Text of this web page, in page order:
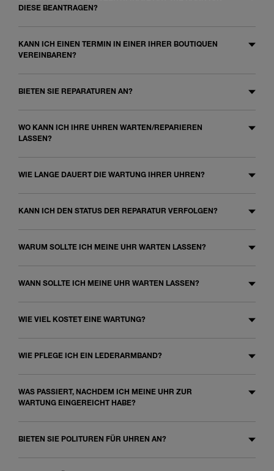
DIESE BEANTRAGEN?
KANN ICH EINEN TERMIN IN EINER IHRER BOUTIQUEN
VEREINBAREN?
BIETEN SIE REPARATUREN AN?
WO KANN ICH IHRE UHREN WARTEN/REPARIEREN
LASSEN?
WIE LANGE DAUERT DIE WARTUNG IHRER UHREN?
KANN ICH DEN STATUS DER REPARATUR VERFOLGEN?
WARUM SOLLTE ICH MEINE UHR WARTEN LASSEN?
WANN SOLLTE ICH MEINE UHR WARTEN LASSEN?
WIE VIEL KOSTET EINE WARTUNG?
WIE PFLEGE ICH EIN LEDERARMBAND?
WAS PASSIERT, NACHDEM ICH MEINE UHR ZUR
WARTUNG EINGEREICHT HABE?
BIETEN SIE POLITUREN FÜR UHREN AN?